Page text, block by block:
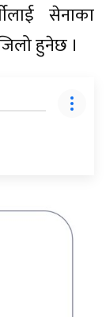
सेनाका
हुनेछ ।